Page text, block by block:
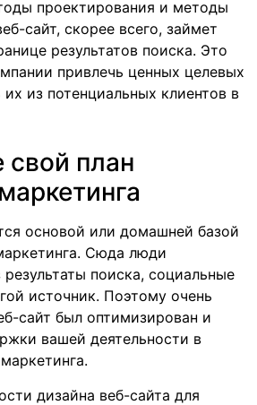
проектирования и методы
сайт, скорее всего, займет
результатов поиска. Это
привлечь ценных целевых
из потенциальных клиентов в
свой план
основой или домашней базой
Сюда люди
поиска, социальные
источник. Поэтому очень
сайт был оптимизирован и
вашей деятельности в
дизайна веб-сайта для